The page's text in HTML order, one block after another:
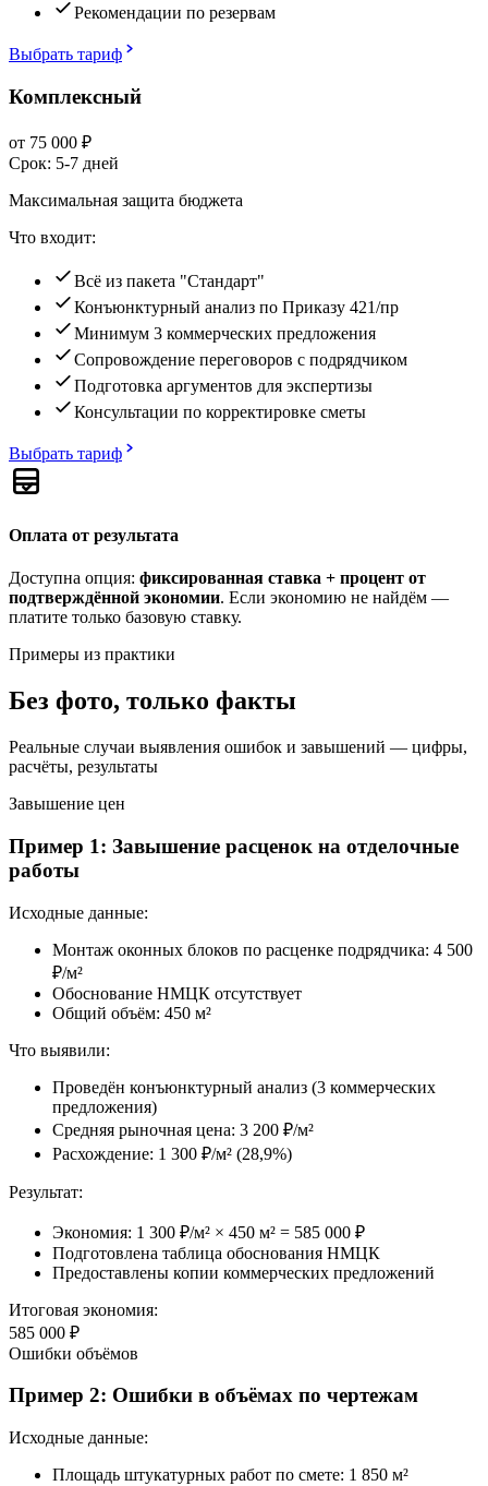
Рекомендации по резервам
Выбрать тариф
Комплексный
от 75 000 ₽
Срок: 5-7 дней
Максимальная защита бюджета
Что входит:
Всё из пакета "Стандарт"
Конъюнктурный анализ по Приказу 421/пр
Минимум 3 коммерческих предложения
Сопровождение переговоров с подрядчиком
Подготовка аргументов для экспертизы
Консультации по корректировке сметы
Выбрать тариф
Оплата от результата
Доступна опция: фиксированная ставка + процент от
подтверждённой экономии. Если экономию не найдём —
платите только базовую ставку.
Примеры из практики
Без фото, только факты
Реальные случаи выявления ошибок и завышений — цифры,
расчёты, результаты
Завышение цен
Пример 1: Завышение расценок на отделочные
работы
Исходные данные:
Монтаж оконных блоков по расценке подрядчика: 4 500
₽/м²
Обоснование НМЦК отсутствует
Общий объём: 450 м²
Что выявили:
Проведён конъюнктурный анализ (3 коммерческих
предложения)
Средняя рыночная цена: 3 200 ₽/м²
Расхождение: 1 300 ₽/м² (28,9%)
Результат:
Экономия: 1 300 ₽/м² × 450 м² = 585 000 ₽
Подготовлена таблица обоснования НМЦК
Предоставлены копии коммерческих предложений
Итоговая экономия:
585 000 ₽
Ошибки объёмов
Пример 2: Ошибки в объёмах по чертежам
Исходные данные:
Площадь штукатурных работ по смете: 1 850 м²